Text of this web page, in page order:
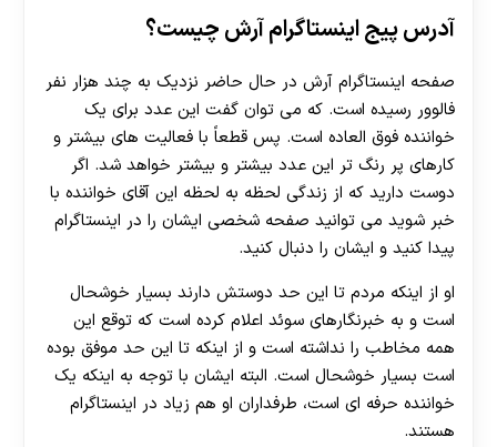
آدرس پیج اینستاگرام آرش چیست؟
صفحه اینستاگرام آرش در حال حاضر نزدیک به چند هزار نفر
فالوور رسیده است. که می توان گفت این عدد برای یک
خواننده فوق العاده است. پس قطعاً با فعالیت های بیشتر و
کارهای پر رنگ تر این عدد بیشتر و بیشتر خواهد شد. اگر
دوست دارید که از زندگی لحظه به لحظه این آقای خواننده با
خبر شوید می توانید صفحه شخصی ایشان را در اینستاگرام
پیدا کنید و ایشان را دنبال کنید.
او از اینکه مردم تا این حد دوستش دارند بسیار خوشحال
است و به خبرنگارهای سوئد اعلام کرده است که توقع این
همه مخاطب را نداشته است و از اینکه تا این حد موفق بوده
است بسیار خوشحال است. البته ایشان با توجه به اینکه یک
خواننده حرفه ای است، طرفداران او هم زیاد در اینستاگرام
هستند.